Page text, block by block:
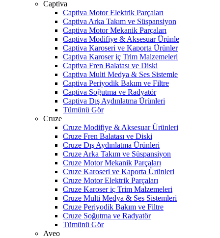
Captiva
Captiva Motor Elektrik Parçaları
Captiva Arka Takım ve Süspansiyon
Captiva Motor Mekanik Parçaları
Captiva Modifiye & Aksesuar Ürünle
Captiva Karoseri ve Kaporta Ürünler
Captiva Karoser iç Trim Malzemeleri
Captiva Fren Balatası ve Diski
Captiva Multi Medya & Ses Sistemle
Captiva Periyodik Bakım ve Filtre
Captiva Soğutma ve Radyatör
Captiva Dış Aydınlatma Ürünleri
Tümünü Gör
Cruze
Cruze Modifiye & Aksesuar Ürünleri
Cruze Fren Balatası ve Diski
Cruze Dış Aydınlatma Ürünleri
Cruze Arka Takım ve Süspansiyon
Cruze Motor Mekanik Parçaları
Cruze Karoseri ve Kaporta Ürünleri
Cruze Motor Elektrik Parçaları
Cruze Karoser iç Trim Malzemeleri
Cruze Multi Medya & Ses Sistemleri
Cruze Periyodik Bakım ve Filtre
Cruze Soğutma ve Radyatör
Tümünü Gör
Aveo